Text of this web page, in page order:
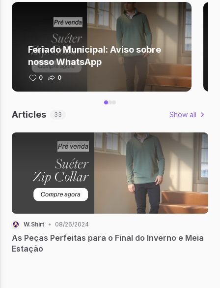
Feriado Municipal: Aviso sobre
nosso WhatsApp
0 0
Articles 33 Show all
W.Shirt • 08/26/2024
As Peças Perfeitas para o Final do Inverno e Meia
Estação